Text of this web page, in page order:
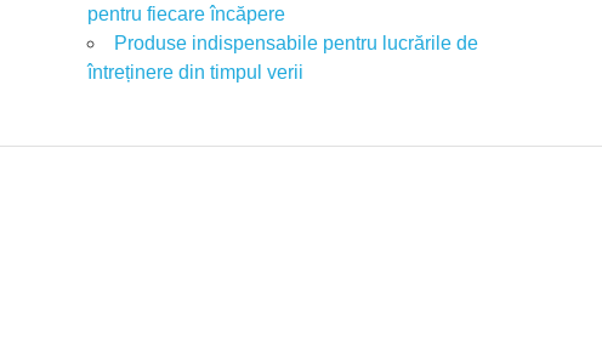
pentru fiecare încăpere
Produse indispensabile pentru lucrările de
întreținere din timpul verii